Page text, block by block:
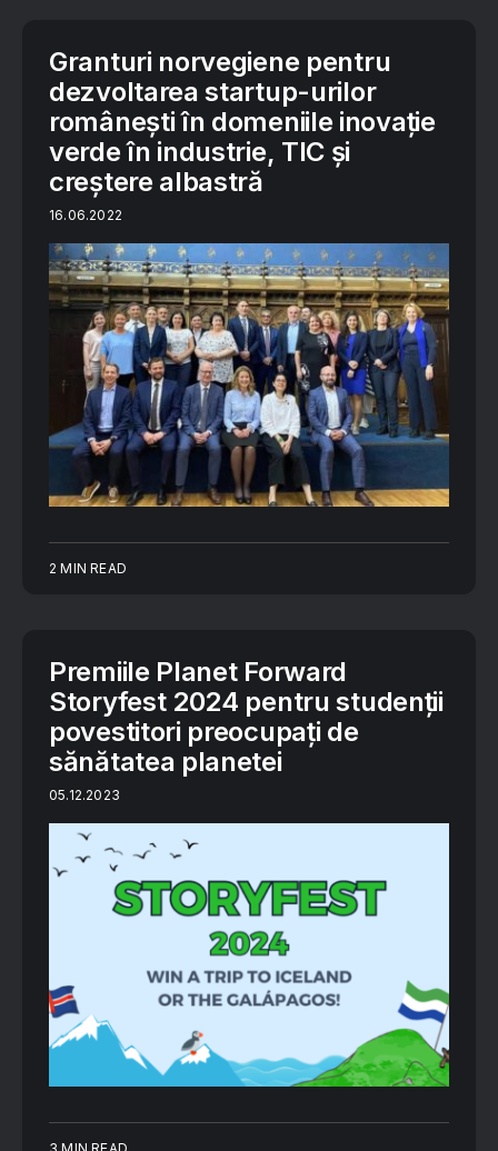
Granturi norvegiene pentru
dezvoltarea startup-urilor
românești în domeniile inovație
verde în industrie, TIC și
creștere albastră
16.06.2022
2 MIN READ
Premiile Planet Forward
Storyfest 2024 pentru studenții
povestitori preocupați de
sănătatea planetei
05.12.2023